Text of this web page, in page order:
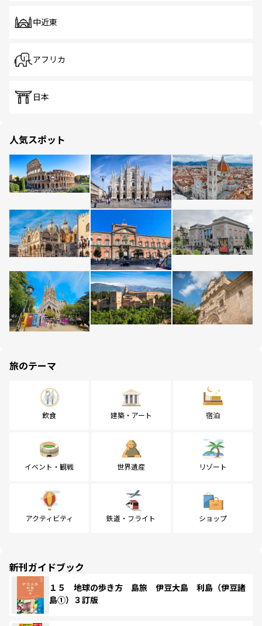
中近東
アフリカ
日本
人気スポット
旅のテーマ
飲食 建築・アート 宿泊
イベント・観戦 世界遺産 リゾート
アクティビティ 鉄道・フライト ショップ
新刊ガイドブック
１５ 地球の歩き方 島旅 伊豆大島 利島（伊豆諸
島①）３訂版